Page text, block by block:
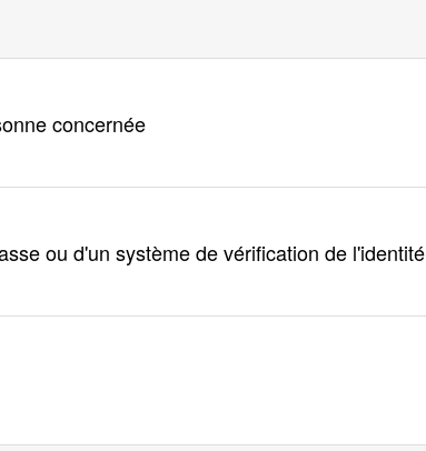
concernée
ou d'un système de vérification de l'identité